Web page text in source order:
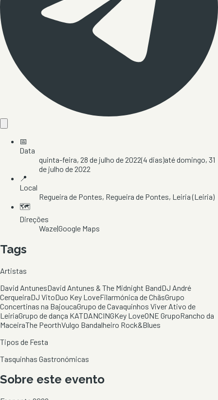
📅
Data
quinta-feira, 28 de julho de 2022(4 dias)atédomingo, 31
de julho de 2022
📍
Local
Regueira de Pontes, Regueira de Pontes, Leiria(Leiria)
🗺️
Direções
Waze|Google Maps
Tags
Artistas
David AntunesDavid Antunes & The Midnight BandDJ André
CerqueiraDJ VitoDuo Key LoveFilarmónica de ChãsGrupo
Concertinas na BajoucaGrupo de Cavaquinhos Viver Ativo de
LeiriaGrupo de dança KATDANCINGKey LoveONE GrupoRancho da
MaceiraThe PeorthVulgo Bandalheiro Rock&Blues
Tipos de Festa
Tasquinhas Gastronómicas
Sobre este evento